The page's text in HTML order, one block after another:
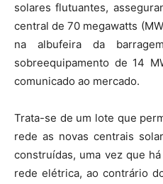
solares flutuantes,
central de 70 megawatts
na albufeira da
sobreequipamento de 14
comunicado ao mercado.
Trata-se de um lote que
rede as novas centrais
construídas, uma vez que
rede elétrica, ao contrário